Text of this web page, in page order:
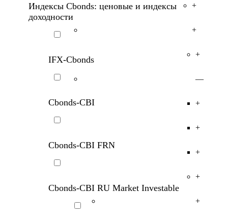
Индексы Cbonds: ценовые и индексы
доходности
+
IFX-Cbonds
+
Cbonds-CBI
+
Cbonds-CBI FRN
—
Cbonds-CBI RU Market Investable
+
+
+
+
+